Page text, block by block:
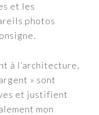
et les
photos
à l’architecture,
» sont
et justifient
mon